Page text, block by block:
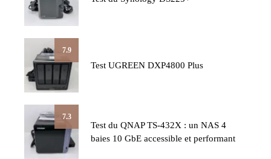
7.9
Test UGREEN DXP4800 Plus
7.3
Test du QNAP TS-432X : un NAS 4
baies 10 GbE accessible et performant